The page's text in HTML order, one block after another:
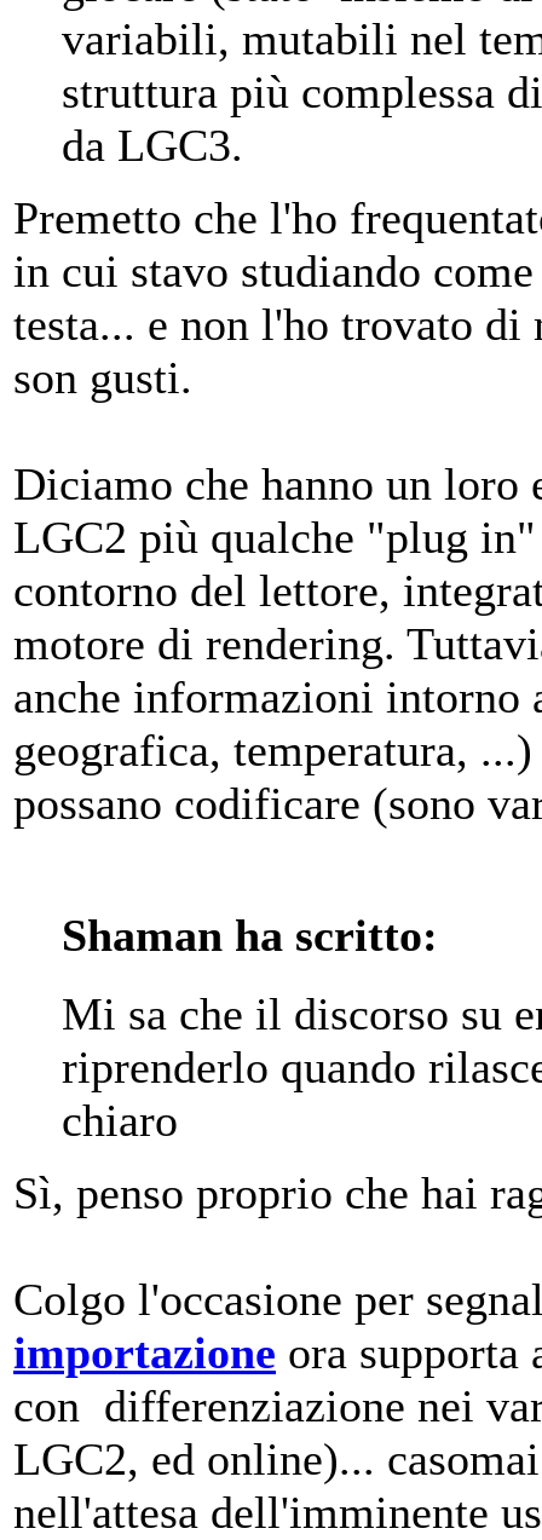
variabili, mutabili nel
struttura più complessa
da LGC3.
Premetto che l'ho
in cui stavo studiando
testa... e non l'ho trovato
son gusti.
Diciamo che hanno un loro
LGC2 più qualche "plug
contorno del lettore,
motore di rendering.
anche informazioni intorno
geografica, temperatura,
possano codificare (sono
Shaman ha scritto:
Mi sa che il discorso su
riprenderlo quando
chiaro
Sì, penso proprio che hai
Colgo l'occasione per
importazione ora supporta
con differenziazione nei
LGC2, ed online)...
nell'attesa dell'imminente